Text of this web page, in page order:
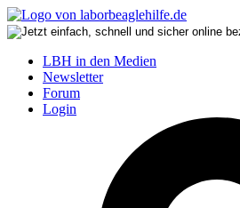
LBH in den Medien
Newsletter
Forum
Login